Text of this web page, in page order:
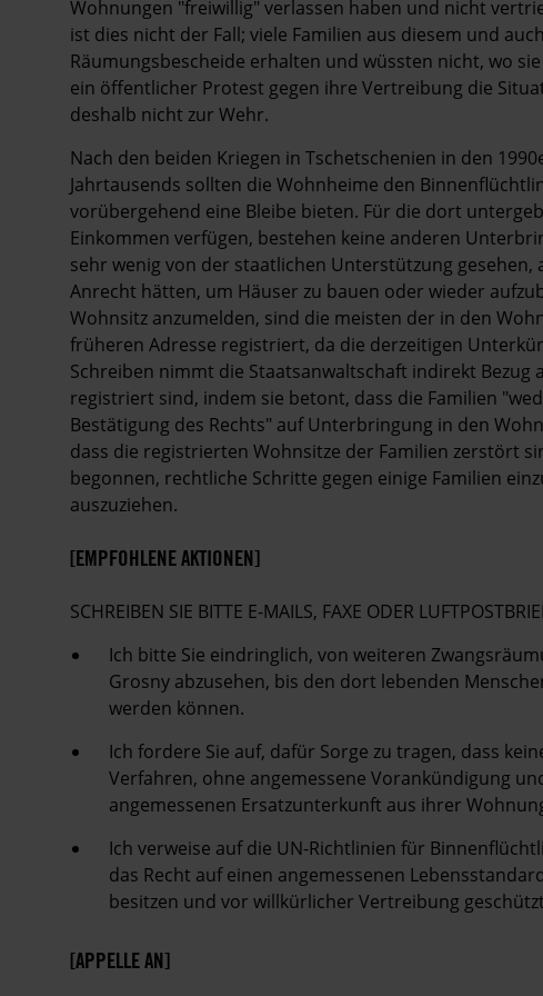
Wohnungen "freiwillig" verlassen haben und nicht
ist dies nicht der Fall; viele Familien aus diesem und
Räumungsbescheide erhalten und wüssten nicht, wo
ein öffentlicher Protest gegen ihre Vertreibung die
deshalb nicht zur Wehr.
Nach den beiden Kriegen in Tschetschenien in den
Jahrtausends sollten die Wohnheime den
vorübergehend eine Bleibe bieten. Für die dort
Einkommen verfügen, bestehen keine anderen
sehr wenig von der staatlichen Unterstützung gesehen,
Anrecht hätten, um Häuser zu bauen oder wieder
Wohnsitz anzumelden, sind die meisten der in den
früheren Adresse registriert, da die derzeitigen
Schreiben nimmt die Staatsanwaltschaft indirekt Bezug
registriert sind, indem sie betont, dass die Familien
Bestätigung des Rechts" auf Unterbringung in den
dass die registrierten Wohnsitze der Familien zerstört
begonnen, rechtliche Schritte gegen einige Familien
auszuziehen.
[EMPFOHLENE AKTIONEN]
SCHREIBEN SIE BITTE E-MAILS, FAXE ODER
Ich bitte Sie eindringlich, von weiteren
Grosny abzusehen, bis den dort lebenden
werden können.
Ich fordere Sie auf, dafür Sorge zu tragen, dass
Verfahren, ohne angemessene Vorankündigung
angemessenen Ersatzunterkunft aus ihrer
Ich verweise auf die UN-Richtlinien für
das Recht auf einen angemessenen
besitzen und vor willkürlicher Vertreibung
[APPELLE AN]